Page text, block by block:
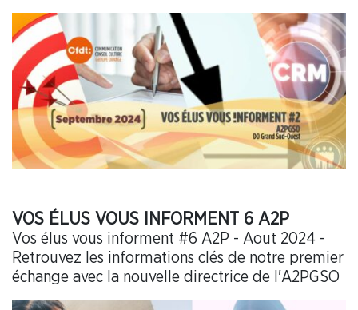
VOS ÉLUS VOUS INFORMENT 6 A2P
Vos élus vous informent #6 A2P - Aout 2024 -
Retrouvez les informations clés de notre premier
échange avec la nouvelle directrice de l'A2PGSO